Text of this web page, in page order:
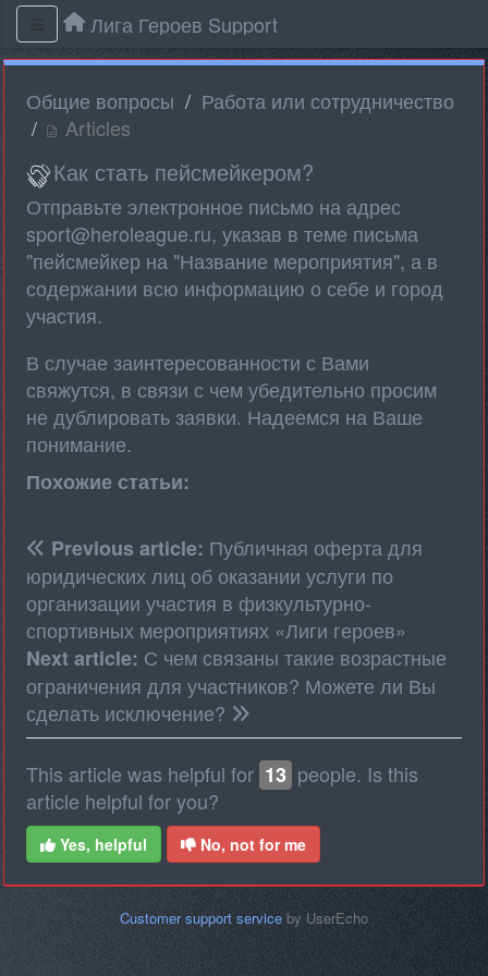
Лига Героев Support
Общие вопросы
Работа или сотрудничество
Articles
Как стать пейсмейкером?
Отправьте электронное письмо на адрес
sport@heroleague.ru, указав в теме письма
"пейсмейкер на "Название мероприятия", а в
содержании всю информацию о себе и город
участия.
В случае заинтересованности с Вами
свяжутся, в связи с чем убедительно просим
не дублировать заявки. Надеемся на Ваше
понимание.
Похожие статьи:
Previous article: Публичная оферта для
юридических лиц об оказании услуги по
организации участия в физкультурно-
спортивных мероприятиях «Лиги героев»
Next article: С чем связаны такие возрастные
ограничения для участников? Можете ли Вы
сделать исключение?
This article was helpful for 13 people. Is this
article helpful for you?
Yes, helpful No, not for me
Customer support service by UserEcho